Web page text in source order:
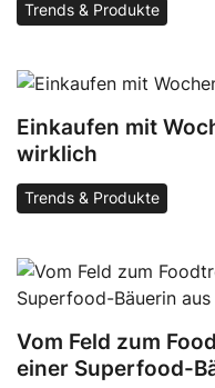
Trends & Produkte
Einkaufen mit
wirklich
Trends & Produkte
Vom Feld zum
einer Superfood-